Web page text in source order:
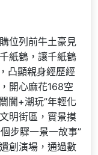
位列前牛土豪見
紙鶴，讓千紙鶴
凸顯親身經歷經
開心麻花168空
闠+潮玩”年輕化
明街區，實景摸
步驟一景一故事”
創演場，通過數